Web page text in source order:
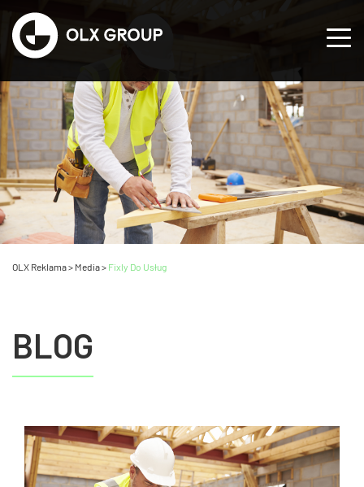
OLX Reklama> Media> Fixly Do Usług
BLOG